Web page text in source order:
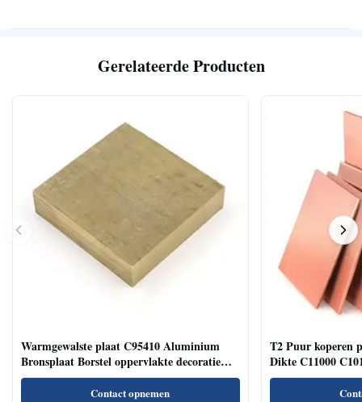
Gerelateerde Producten
Warmgewalste plaat C95410 Aluminium
Bronsplaat Borstel oppervlakte decoratie
industrie
Contact opnemen
T2 Puur koperen
Dikte C11000